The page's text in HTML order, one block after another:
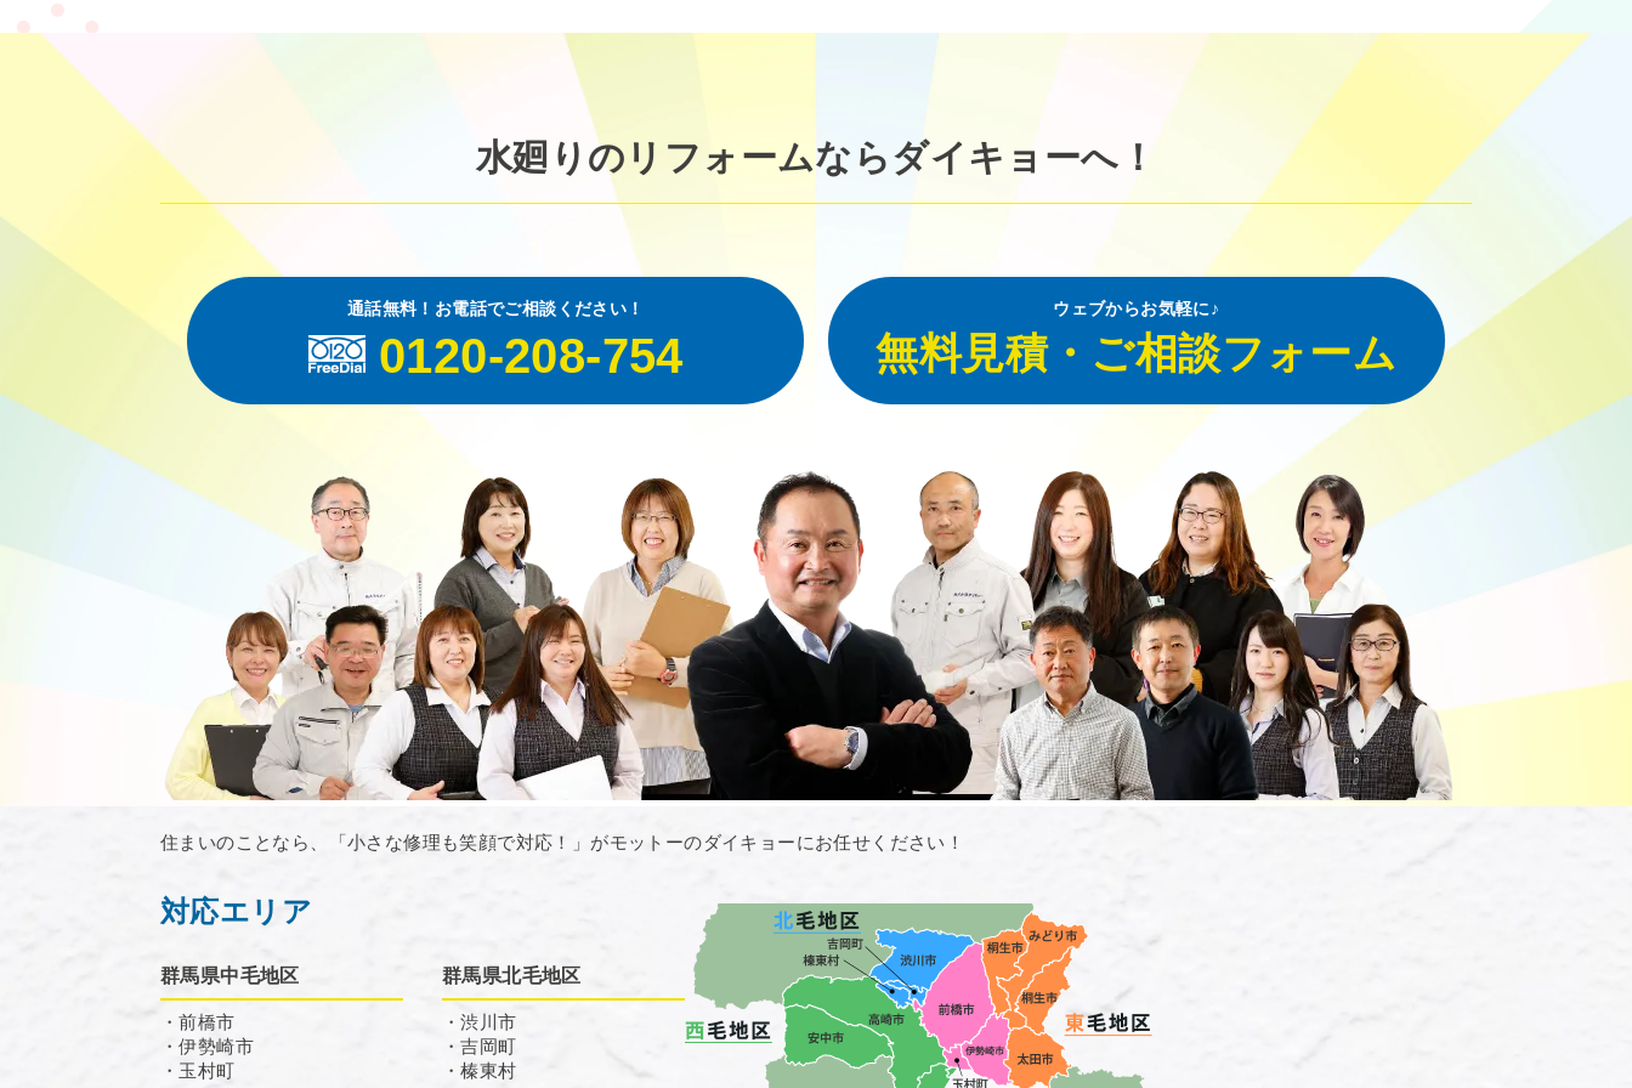
水廻りのリフォームならダイキョーへ！
通話無料！お電話でご相談ください！
0120-208-754
ウェブからお気軽に♪
無料見積・ご相談フォーム
住まいのことなら、「小さな修理も笑顔で対応！」がモットーのダイキョーにお任せください！
対応エリア
群馬県中毛地区
・前橋市
・伊勢崎市
・玉村町
群馬県北毛地区
・渋川市
・吉岡町
・榛東村